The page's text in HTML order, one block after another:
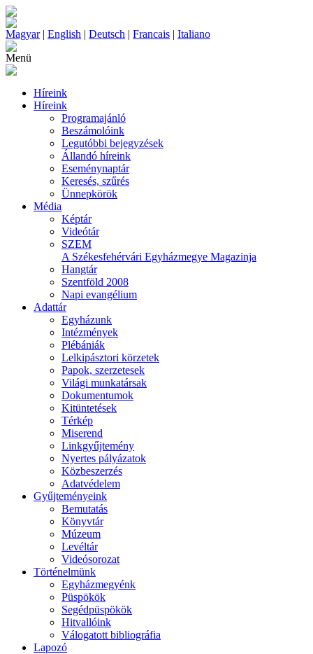
Magyar| English | Deutsch | Francais | Italiano
Menü
Híreink
Híreink
Programajánló
Beszámolóink
Legutóbbi bejegyzések
Állandó híreink
Eseménynaptár
Keresés, szűrés
Ünnepkörök
Média
Képtár
Videótár
SZEM
A Székesfehérvári Egyházmegye Magazinja
Hangtár
Szentföld 2008
Napi evangélium
Adattár
Egyházunk
Intézmények
Plébániák
Lelkipásztori körzetek
Papok, szerzetesek
Világi munkatársak
Dokumentumok
Kitüntetések
Térkép
Miserend
Linkgyűjtemény
Nyertes pályázatok
Közbeszerzés
Adatvédelem
Gyűjteményeink
Bemutatás
Könyvtár
Múzeum
Levéltár
Videósorozat
Történelmünk
Egyházmegyénk
Püspökök
Segédpüspökök
Hitvallóink
Válogatott bibliográfia
Lapozó